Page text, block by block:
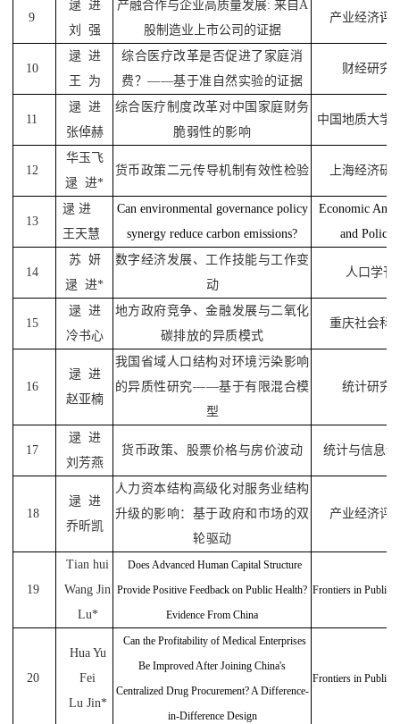
9
逯 进
刘
强
产融合作与企业高质量发展: 来自 A
股制造业上市公司的证据
产业经济评
10
逯 进
王
为
综合医疗改革是否促进了家庭消
费？——基于准自然实验的证据
财经研究
11
逯 进
张倬赫
综合医疗制度改革对中国家庭财务
脆弱性的影响
中国地质大学
12
华玉飞
逯
进*
货币政策二元传导机制有效性检验 上海经济研
13
逯 进
王天慧
Can environmental governance policy
synergy reduce carbon emissions?
Economic
and Policy
14
苏 妍
逯
进*
数字经济发展、工作技能与工作变
动
人口学刊
15
逯 进
冷书心
地方政府竞争、金融发展与二氧化
碳排放的异质模式
重庆社会科
16
逯 进
赵亚楠
我国省域人口结构对环境污染影响
的异质性研究——基于有限混合模
型
统计研究
17
逯 进
刘芳燕
货币政策、股票价格与房价波动 统计与信息
18
逯 进
乔昕凯
人力资本结构高级化对服务业结构
升级的影响：基于政府和市场的双
轮驱动
产业经济评
19
Tian hui
Wang Jin
Lu*
Does Advanced Human Capital Structure
Provide Positive Feedback on Public Health?
Evidence From China
Frontiers in Public
20
Hua Yu
Fei
Lu Jin*
Can the Profitability of Medical Enterprises
Be Improved After Joining China's
Centralized Drug Procurement? A Difference-
in-Difference Design
Frontiers in Public